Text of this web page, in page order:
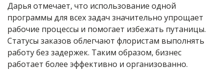
Дарья отмечает, что использование одной
программы для всех задач значительно упрощает
рабочие процессы и помогает избежать путаницы.
Статусы заказов облегчают флористам выполнять
работу без задержек. Таким образом, бизнес
работает более эффективно и организованно.